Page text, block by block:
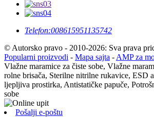
Telefon:008615951135742
© Autorsko pravo - 2010-2026: Sva prava
Popularni proizvodi - Mapa sajta - AMP za
Vlažne maramice za čiste sobe, Vlažne
rolne brisača, Sterilne nitrilne rukavice, ESD
ljepljiva prostirka, Antistatičke papuče,
sobe
Pošalji e-poštu